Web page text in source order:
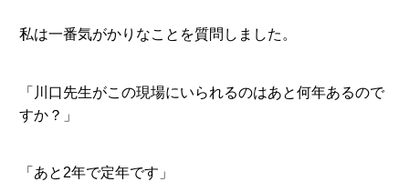
私は一番気がかりなことを質問しました。
「川口先生がこの現場にいられるのはあと何年あるので
すか？」
「あと2年で定年です」